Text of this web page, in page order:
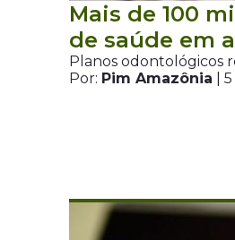
Mais de 100
de saúde em
Planos odontológicos
Por: Pim Amazônia |